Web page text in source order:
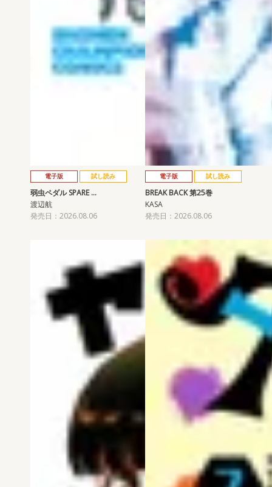
電子版 試し読み
弱虫ペダル SPARE …
渡辺航
発売日：2026.08.06
電子版 試し読み
BREAK BACK 第25巻
KASA
発売日：2026.08.06